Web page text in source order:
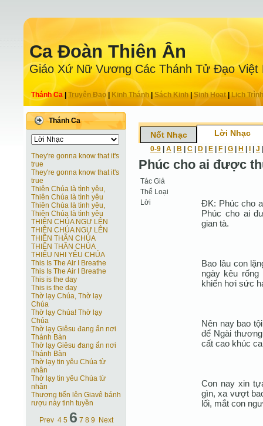
Ca Ðoàn Thiên Ân
Giáo Xứ Nữ Vương Các Thánh Tử Ðạo Việt
Thánh Ca Truyện Ðạo| Kinh Thánh Sách Kinh|Sinh Hoạt| Lịch Trình
Thánh Ca
They're gonna know that it's
true
They're gonna know that it's
true
Thiên Chúa là tình yêu,
Thiên Chúa là tình yêu
Thiên Chúa là tình yêu,
Thiên Chúa là tình yêu
THIÊN CHÚA NGỰ LÊN
THIÊN CHÚA NGỰ LÊN
THIÊN THẦN CHÚA
THIÊN THẦN CHÚA
THIẾU NHI YÊU CHÚA
This Is The Air I Breathe
This Is The Air I Breathe
This is the day
This is the day
Thờ lạy Chúa, Thờ lạy
Chúa
Thờ lạy Chúa! Thờ lạy
Chúa
Thờ lạy Giêsu đang ẩn nơi
Thánh Bàn
Thờ lạy Giêsu đang ẩn nơi
Thánh Bàn
Thờ lạy tin yêu Chúa từ
nhân
Thờ lạy tin yêu Chúa từ
nhân
Thượng tiến lên Giavê bánh
rượu này tinh tuyền
Prev 4 5 6 7 8 9 Next
Nốt Nhạc Lời Nhạc
0-9 A B C D E F G H J
Phúc cho ai được
Tác Giả
Thể Loại
Lời
ÐK: Phúc cho
Phúc cho ai
gian tà.
Bao lâu con
ngày kêu
khiến hơi sức
Nên nay bao
để Ngài
cất cao khúc
Con nay xin
gìn, xa vượt
lối, mắt con